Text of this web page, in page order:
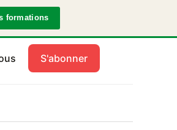
formations
S'abonner